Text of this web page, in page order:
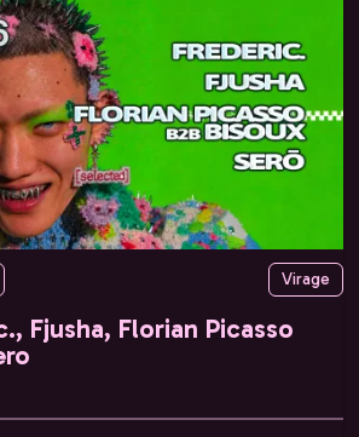
Virage
Fjusha, Florian Picasso